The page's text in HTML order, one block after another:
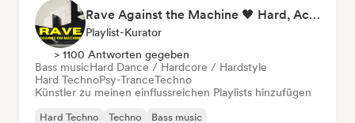
Rave Against the Machine 🖤 Hard, Acid & Dark Techno
Playlist-Kurator
> 1100 Antworten gegeben
Bass musicHard Dance / Hardcore / Hardstyle
Hard TechnoPsy-TranceTechno
Künstler zu meinen einflussreichen Playlists hinzufügen
Hard Techno Techno
Bass music